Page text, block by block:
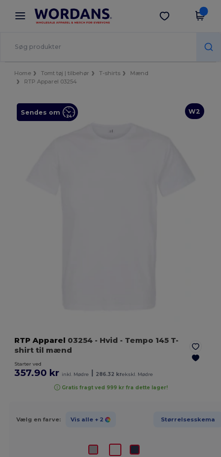
× Wordans-app
Bedre priser i appen!
Hent app
Home Tomt tøj | tilbehør T-shirts
Mænd
RTP Apparel 03254
W2
Sendes om
RTP Apparel 03254 - Hvid - Tempo 145 T-
shirt til mænd
Starter ved
357.90 kr inkl. Mødre 286.32 krekskl. Mødre
Gratis fragt ved 999 kr fra dette lager!
Vælg en farve: Vis alle + 2 Størrelsesskema